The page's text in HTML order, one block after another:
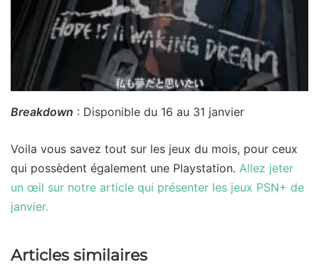
Breakdown : Disponible du 16 au 31 janvier
Voila vous savez tout sur les jeux du mois, pour ceux
qui possèdent également une Playstation. Allez jeter
un œil sur notre article qui présenter les jeux PSN+ de
janvier.
Articles similaires